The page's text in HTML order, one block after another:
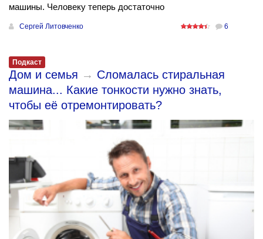
машины. Человеку теперь достаточно
Сергей Литовченко 6
Подкаст
Дом и семья → Сломалась стиральная
машина... Какие тонкости нужно знать,
чтобы её отремонтировать?